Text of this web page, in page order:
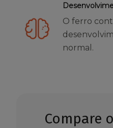
O ferro
normal.
Compare